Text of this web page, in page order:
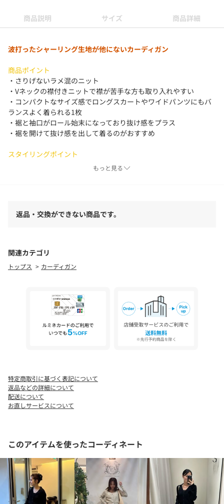
商品説明 サイズ 商品詳細
波打ったシャーリング生地が他にないカーディガン
商品ポイント
・さりげないラメ混のニット
・Vネックの襟付きニットで襟が苦手な方も取り入れやすい
・コンパクトなサイズ感でロングスカートやワイドパンツにもバ
ランスよく着られる1枚
・裾と袖口がロール始末になっており抜け感をプラス
・裾を開けて抜け感を出して着るのがおすすめ
スタイリングポイント
・ワイドパンツ合わせのメリハリのあるスタイリングに
【ブラック着用アイテム】スリットポケットストレートデニム
＊＊＊＊＊＊＊＊＊＊＊＊＊＊＊＊＊＊＊＊＊＊
透け感：なし
裏地：なし
＊＊＊＊＊＊＊＊＊＊＊＊＊＊＊＊＊＊＊＊＊＊
※撮影場所やお使いのモニター環境により若干お色味が異なる場
合がございます。
特にロケの撮影では明るく見える傾向にございます。
※商品はサンプルで撮影をしております。若干の仕様が変更にな
▼商品のお気に入り登録
完売カラーの再入荷通知や、ラスト1点の通知、セールの通知も受
け取ることができます。
もっと見る
返品・交換ができない商品です。
関連カテゴリ
トップス カーディガン
特定商取引に基づく表記について
返品などの詳細について
配送について
お直しサービスについて
このアイテムを使ったコーディネート